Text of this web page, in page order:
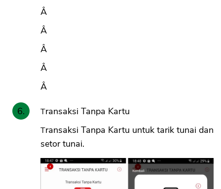
Â
Â
Â
Â
Â
Transaksi Tanpa Kartu
Transaksi Tanpa Kartu untuk tarik tunai dan
setor tunai.